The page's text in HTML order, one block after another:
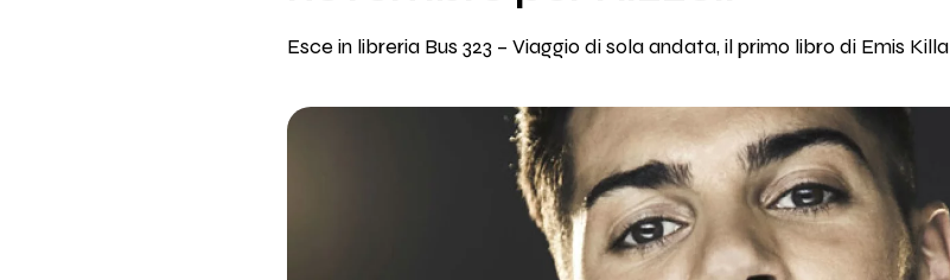
Esce in libreria Bus 323 – Viaggio di sola andata, il primo libro di Emis Killa